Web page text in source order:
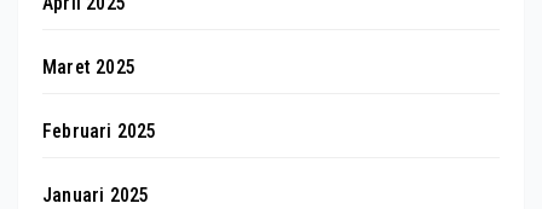
Maret 2025
Februari 2025
Januari 2025